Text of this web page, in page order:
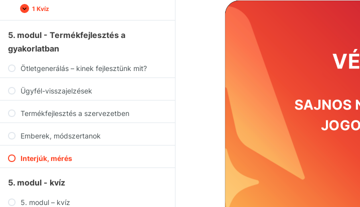
1 Kvíz
5. modul - Termékfejlesztés a
gyakorlatban
Ötletgenerálás – kinek fejlesztünk mit?
Ügyfél-visszajelzések
Termékfejlesztés a szervezetben
Emberek, módszertanok
Interjúk, mérés
5. modul - kvíz
5. modul – kvíz